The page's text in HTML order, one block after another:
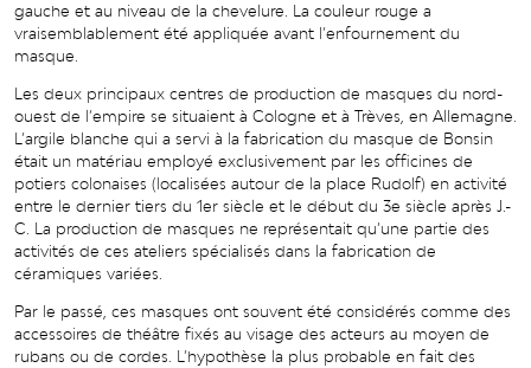
gauche et au niveau de la chevelure. La couleur rouge a
vraisemblablement été appliquée avant l’enfournement du
masque.
Les deux principaux centres de production de masques du nord-
ouest de l’empire se situaient à Cologne et à Trèves, en Allemagne.
L’argile blanche qui a servi à la fabrication du masque de Bonsin
était un matériau employé exclusivement par les officines de
potiers colonaises (localisées autour de la place Rudolf) en activité
entre le dernier tiers du 1er siècle et le début du 3e siècle après J.-
C. La production de masques ne représentait qu’une partie des
activités de ces ateliers spécialisés dans la fabrication de
céramiques variées.
Par le passé, ces masques ont souvent été considérés comme des
accessoires de théâtre fixés au visage des acteurs au moyen de
rubans ou de cordes. L’hypothèse la plus probable en fait des